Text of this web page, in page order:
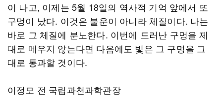
이 나고, 이제는 5월 18일의 역사적 기억 앞에서 또
구멍이 났다. 이것은 불운이 아니라 체질이다. 나는
바로 그 체질에 분노한다. 이번에 드러난 구멍을 제
대로 메우지 않는다면 다음에도 빛은 그 구멍을 그
대로 통과할 것이다.
이정모 전 국립과천과학관장